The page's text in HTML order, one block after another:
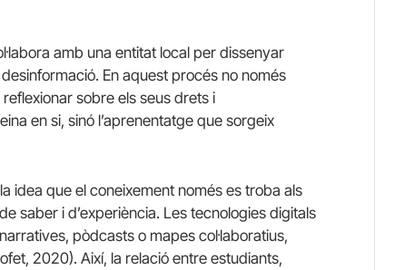
amb una entitat local per dissenyar
En aquest procés no només
sobre els seus drets i
en si, sinó l’aprenentatge que sorgeix
idea que el coneixement només es troba als
saber i d’experiència. Les tecnologies digitals
pòdcasts o mapes col·laboratius,
2020). Així, la relació entre estudiants,